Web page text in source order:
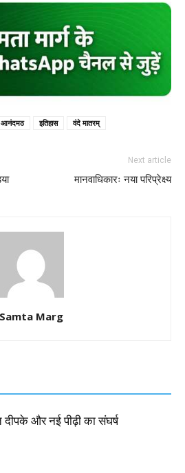
आनंदमठ इतिहास वंदे मातरम्
Next article
मानवाधिकारः नया परिप्रेक्ष्य
Samta Marg
और नई पीढ़ी का संघर्ष